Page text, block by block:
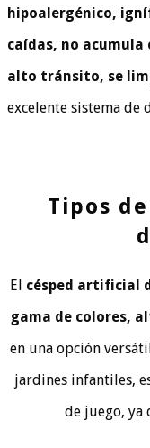
hipoalergénico,
caídas, no
alto tránsito, se
excelente sistema de
Tipos
El césped artificial
gama de colores,
en una opción
jardines infantiles,
de juego, ya